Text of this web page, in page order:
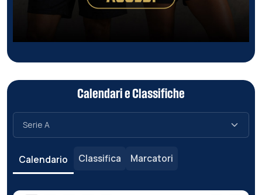
Calendari e Classifiche
Calendario Classifica Marcatori